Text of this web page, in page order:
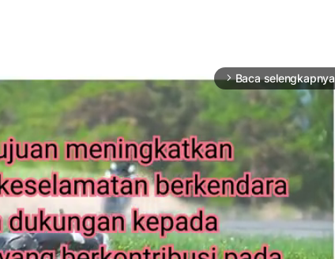
arrow_forward_ios Baca selengkapnya